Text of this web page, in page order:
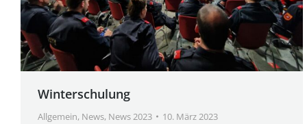
Winterschulung
Allgemein, News, News 2023 10. März 2023